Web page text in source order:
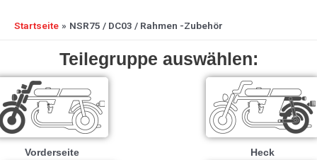
Startseite NSR75 / DC03 / Rahmen -Zubehör
Teilegruppe auswählen:
Vorderseite Heck